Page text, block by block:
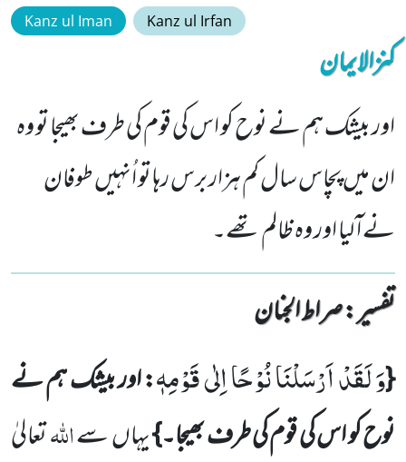
Kanz ul Iman Kanz ul Irfan
کنزالایمان
اور بیشک ہم نے نوح کو اس کی قوم کی طرف بھیجا تو وہ
ان میں پچاس سال کم ہزار برس رہا تو اُنہیں طوفان
نے ا ٓ لیا اور وہ ظالم تھے۔
تفسیر : ‎صراط الجنان
{وَ لَقَدْ اَرْسَلْنَا نُوْحًا اِلٰى قَوْمِهٖ: اور بیشک ہم نے
نوح کو اس کی قوم کی طرف بھیجا۔}یہاں سےاللہتعالیٰ